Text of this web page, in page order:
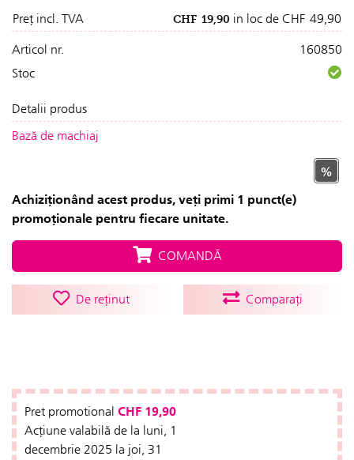
Preț incl. TVA CHF 19,90 in loc de CHF 49,90
Articol nr.
160850
Stoc
Detalii produs
Bază de machiaj
%
Achiziționând acest produs, veți primi 1 punct(e)
promoționale pentru fiecare unitate.
COMANDĂ
De reținut Comparați
Pret promotional CHF 19,90
Acțiune valabilă de la luni, 1
decembrie 2025 la joi, 31